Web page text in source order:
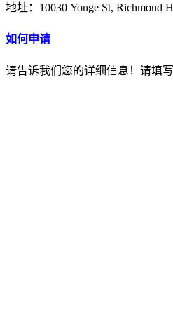
地址：10030 Yonge St, Richmond
如何申请
请告诉我们您的详细信息！请填